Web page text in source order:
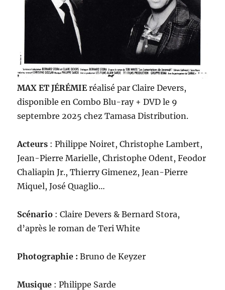
MAX ET JÉRÉMIEréalisé par Claire Devers,
disponible en Combo Blu-ray + DVD le 9
septembre 2025 chez Tamasa Distribution.
Acteurs : Philippe Noiret, Christophe Lambert,
Jean-Pierre Marielle, Christophe Odent, Feodor
Chaliapin Jr., Thierry Gimenez, Jean-Pierre
Miquel, José Quaglio…
Scénario : Claire Devers & Bernard Stora,
d’après le roman de Teri White
Photographie : Bruno de Keyzer
Musique : Philippe Sarde